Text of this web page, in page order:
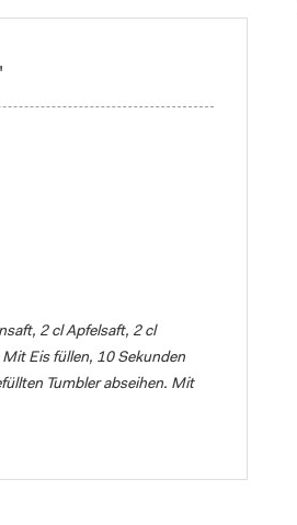
2 cl Apfelsaft, 2 cl
Eis füllen, 10 Sekunden
Tumbler abseihen. Mit